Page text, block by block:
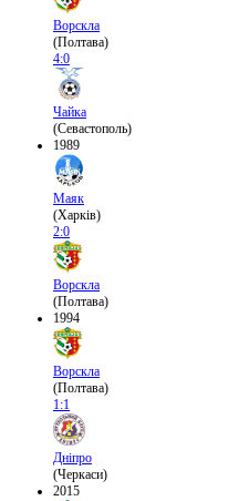
Ворскла
(Полтава)
4:0
Чайка
(Севастополь)
1989
Маяк
(Харків)
2:0
Ворскла
(Полтава)
1994
Ворскла
(Полтава)
1:1
Дніпро
(Черкаси)
2015